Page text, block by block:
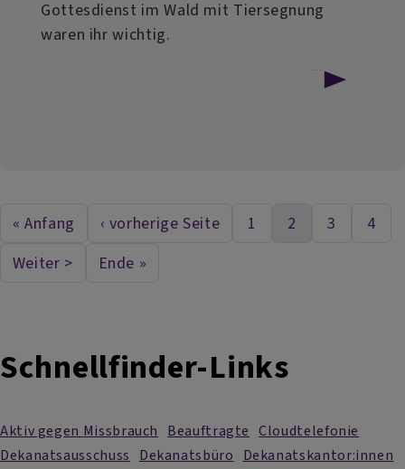
Gottesdienst im Wald mit Tiersegnung
waren ihr wichtig.
Seitennummerierung
First page
« Anfang Vorherige Seite
‹ vorherige Seite Seite
1 Aktuelle Seite
2 Seite
3 4
Nächste Seite
Weiter > Last page
Ende »
Schnellfinder-Links
Aktiv gegen Missbrauch Beauftragte Cloudtelefonie
Dekanatsausschuss
Dekanatsbüro
Dekanatskantor:innen